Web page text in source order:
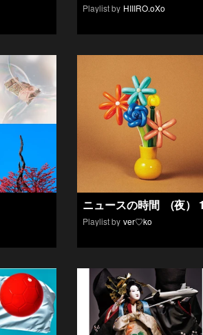
Playlist by HIIIRO.oXo
ニュースの時間 (夜） 1
Playlist by ver♡ko